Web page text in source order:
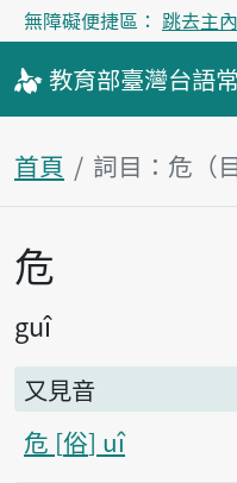
無障礙便捷區： 跳去主
教育部臺灣台語
首頁 詞目：危（
主內容區塊
危
guî
又見音
危 俗 uî